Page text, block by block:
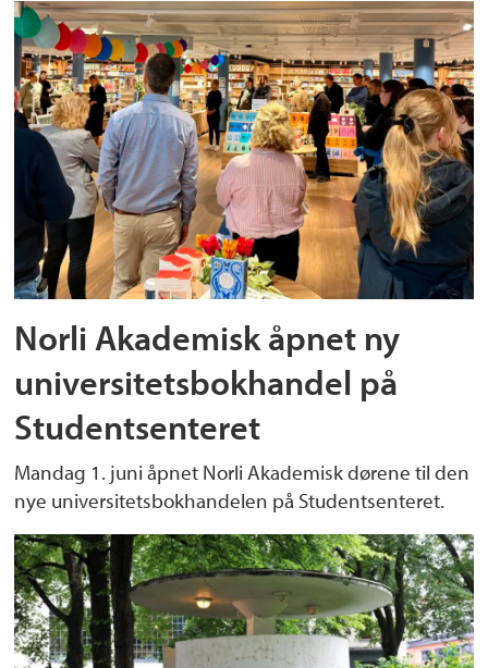
Norli Akademisk åpnet ny
universitetsbokhandel på
Studentsenteret
Mandag 1. juni åpnet Norli Akademisk dørene til den
nye universitetsbokhandelen på Studentsenteret.